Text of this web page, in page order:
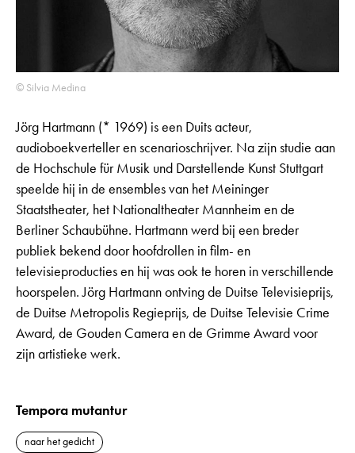
© Silvia Medina
Jörg Hartmann (* 1969) is een Duits acteur,
audioboekverteller en scenarioschrijver. Na zijn studie aan
de Hochschule für Musik und Darstellende Kunst Stuttgart
speelde hij in de ensembles van het Meininger
Staatstheater, het Nationaltheater Mannheim en de
Berliner Schaubühne. Hartmann werd bij een breder
publiek bekend door hoofdrollen in film- en
televisieproducties en hij was ook te horen in verschillende
hoorspelen. Jörg Hartmann ontving de Duitse Televisieprijs,
de Duitse Metropolis Regieprijs, de Duitse Televisie Crime
Award, de Gouden Camera en de Grimme Award voor
zijn artistieke werk.
Tempora mutantur
naar het gedicht